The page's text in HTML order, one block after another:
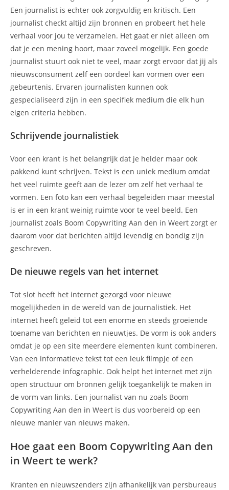
Een journalist is echter ook zorgvuldig en kritisch. Een
journalist checkt altijd zijn bronnen en probeert het hele
verhaal voor jou te verzamelen. Het gaat er niet alleen om
dat je een mening hoort, maar zoveel mogelijk. Een goede
journalist stuurt ook niet te veel, maar zorgt ervoor dat jij als
nieuwsconsument zelf een oordeel kan vormen over een
gebeurtenis. Ervaren journalisten kunnen ook
gespecialiseerd zijn in een specifiek medium die elk hun
eigen criteria hebben.
Schrijvende journalistiek
Voor een krant is het belangrijk dat je helder maar ook
pakkend kunt schrijven. Tekst is een uniek medium omdat
het veel ruimte geeft aan de lezer om zelf het verhaal te
vormen. Een foto kan een verhaal begeleiden maar meestal
is er in een krant weinig ruimte voor te veel beeld. Een
journalist zoals Boom Copywriting Aan den in Weert zorgt er
daarom voor dat berichten altijd levendig en bondig zijn
geschreven.
De nieuwe regels van het internet
Tot slot heeft het internet gezorgd voor nieuwe
mogelijkheden in de wereld van de journalistiek. Het
internet heeft geleid tot een enorme en steeds groeiende
toename van berichten en nieuwtjes. De vorm is ook anders
omdat je op een site meerdere elementen kunt combineren.
Van een informatieve tekst tot een leuk filmpje of een
verhelderende infographic. Ook helpt het internet met zijn
open structuur om bronnen gelijk toegankelijk te maken in
de vorm van links. Een journalist van nu zoals Boom
Copywriting Aan den in Weert is dus voorbereid op een
nieuwe manier van nieuws maken.
Hoe gaat een Boom Copywriting Aan den
in Weert te werk?
Kranten en nieuwszenders zijn afhankelijk van persbureaus